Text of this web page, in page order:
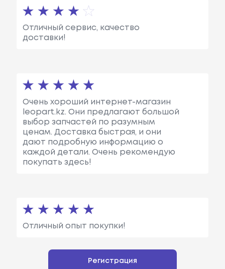
Отличный сервис, качество
доставки!
Очень хороший интернет-магазин
leopart.kz. Они предлагают большой
выбор запчастей по разумным
ценам. Доставка быстрая, и они
дают подробную информацию о
каждой детали. Очень рекомендую
покупать здесь!
Отличный опыт покупки!
Регистрация